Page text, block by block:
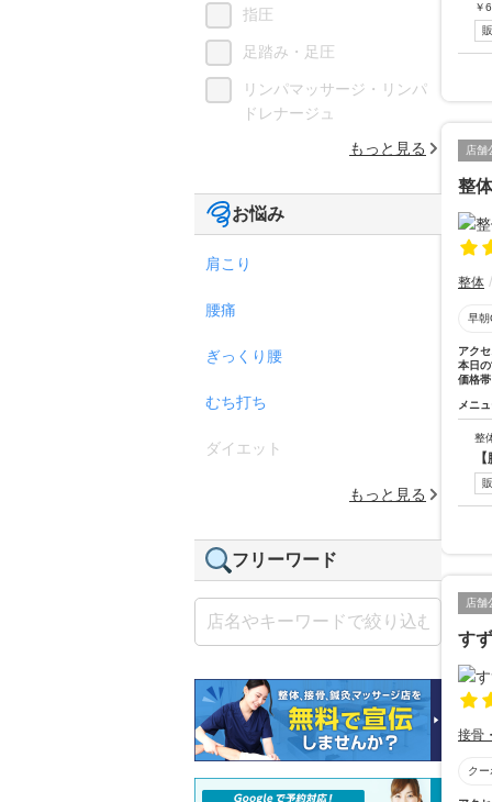
￥
店舗
整
整体
早朝
アク
本日
価格帯
メニ
整
店舗
す
接骨
ク
指圧
足踏み・足圧
リンパマッサージ・リンパ
ドレナージュ
もっと見る
お悩み
肩こり
腰痛
ぎっくり腰
むち打ち
ダイエット
もっと見る
フリーワード